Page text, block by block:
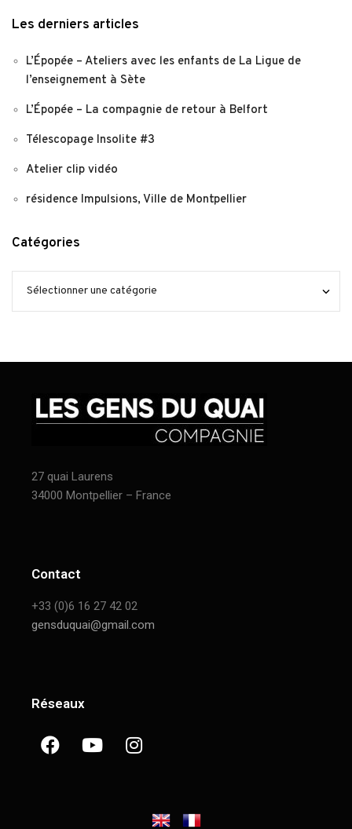
Les derniers articles
L’Épopée – Ateliers avec les enfants de La Ligue de
l’enseignement à Sète
L’Épopée – La compagnie de retour à Belfort
Télescopage Insolite #3
Atelier clip vidéo
résidence Impulsions, Ville de Montpellier
Catégories
27 quai Laurens
34000 Montpellier – France
Contact
+33 (0)6 16 27 42 02
gensduquai@gmail.com
Réseaux